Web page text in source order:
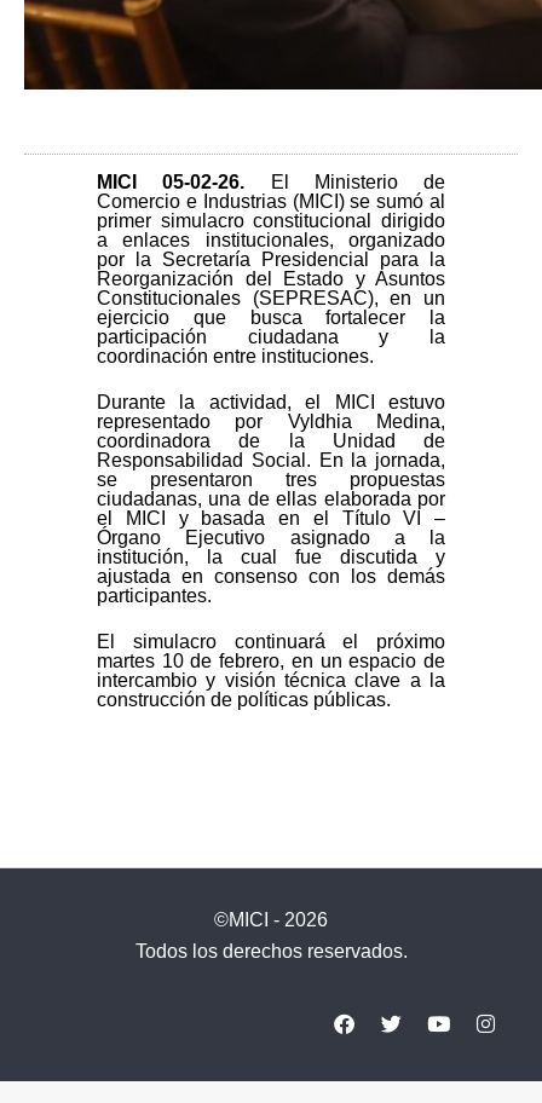
MICI 05-02-26.
El Ministerio de
Comercio e Industrias (MICI) se sumó al
primer simulacro constitucional dirigido
a enlaces institucionales, organizado
por la Secretaría Presidencial para la
Reorganización del Estado y Asuntos
Constitucionales (SEPRESAC), en un
ejercicio que busca fortalecer la
participación ciudadana y la
coordinación entre instituciones.
Durante la actividad, el MICI estuvo
representado por Vyldhia Medina,
coordinadora de la Unidad de
Responsabilidad Social. En la jornada,
se presentaron tres propuestas
ciudadanas, una de ellas elaborada por
el MICI y basada en el Título VI –
Órgano Ejecutivo asignado a la
institución, la cual fue discutida y
ajustada en consenso con los demás
participantes.
El simulacro continuará el próximo
martes 10 de febrero, en un espacio de
intercambio y visión técnica clave a la
construcción de políticas públicas.
©MICI - 2026
Todos los derechos reservados.